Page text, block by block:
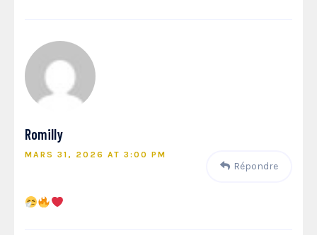
Romilly
MARS 31, 2026 AT 3:00 PM
Répondre